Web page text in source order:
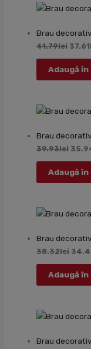
Brau
41.79lei 37.61
Adaugă în
Brau
39.93lei
Adaugă în
Brau
38.32lei
Adaugă în
Brau